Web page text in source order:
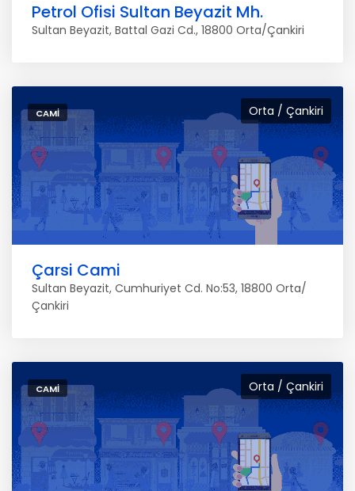
Petrol Ofisi Sultan Beyazit Mh.
Sultan Beyazit, Battal Gazi Cd., 18800 Orta/Çankiri
Orta / Çankiri
CAMI
Çarsi Cami
Sultan Beyazit, Cumhuriyet Cd. No:53, 18800 Orta/
Çankiri
Orta / Çankiri
CAMI